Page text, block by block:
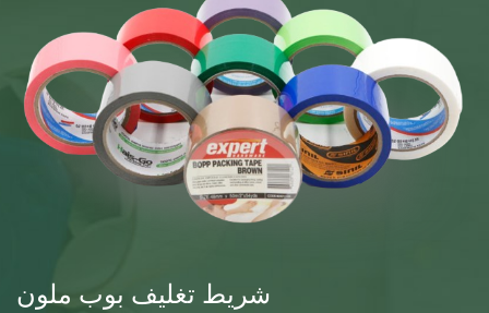
شريط تغليف بوب ملون